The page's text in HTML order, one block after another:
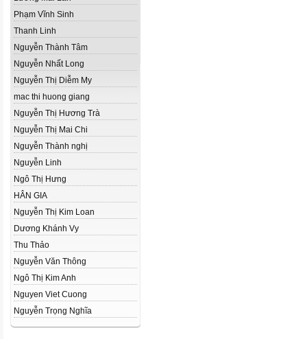
Phạm Vĩnh Sinh
Thanh Linh
Nguyễn Thành Tâm
Nguyễn Nhất Long
Nguyễn Thị Diễm My
mac thi huong giang
Nguyễn Thị Hương Trà
Nguyễn Thị Mai Chi
Nguyễn Thành nghị
Nguyễn Linh
Ngô Thị Hưng
HÂN GIA
Nguyễn Thị Kim Loan
Dương Khánh Vy
Thu Thảo
Nguyễn Văn Thông
Ngô Thị Kim Anh
Nguyen Viet Cuong
Nguyễn Trọng Nghĩa